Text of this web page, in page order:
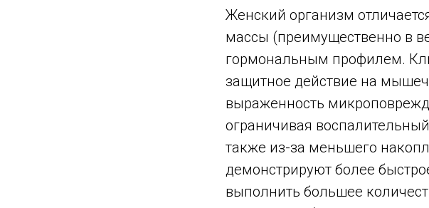
Женский организм
массы (преимущественно в
гормональным профилем.
защитное действие на
выраженность
ограничивая
также из-за меньшего
демонстрируют более
выполнить большее